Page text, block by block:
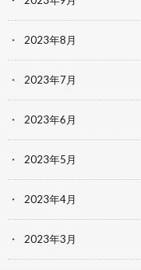
2023年8月
2023年7月
2023年6月
2023年5月
2023年4月
2023年3月